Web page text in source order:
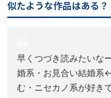
似たような作品はある？
早くつづき読みたいな
婚系・お見合い結婚系
む・ニセカノ系が好き